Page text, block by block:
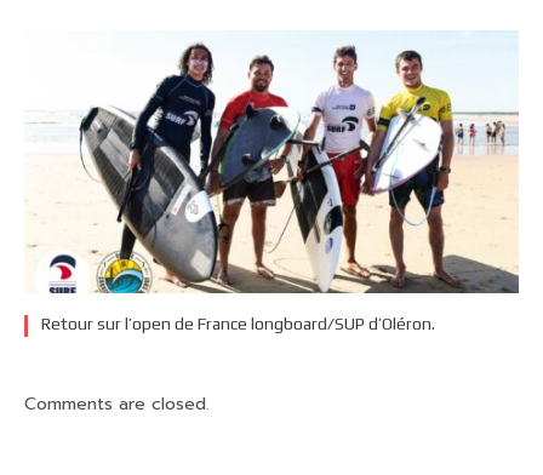
Retour sur l’open de France longboard/SUP d’Oléron.
Comments are closed.